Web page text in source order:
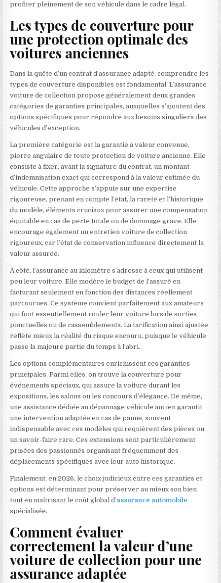
profiter pleinement de son véhicule dans le cadre légal.
Les types de couverture pour
une protection optimale des
voitures anciennes
Dans la quête d’un contrat d’assurance adapté, comprendre les
types de couverture disponibles est fondamental. L’assurance
voiture de collection propose généralement deux grandes
catégories de garanties principales, auxquelles s’ajoutent des
options spécifiques pour répondre aux besoins singuliers des
véhicules d’exception.
La première catégorie est la garantie à valeur convenue,
pierre angulaire de toute protection de voiture ancienne. Elle
consiste à fixer, avant la signature du contrat, un montant
d’indemnisation exact qui correspond à la valeur estimée du
véhicule. Cette approche s’appuie sur une expertise
rigoureuse, prenant en compte l’état, la rareté et l’historique
du modèle, éléments cruciaux pour assurer une compensation
équitable en cas de perte totale ou de dommage grave. Elle
encourage également un entretien voiture de collection
rigoureux, car l’état de conservation influence directement la
valeur assurée.
À côté, l’assurance au kilomètre s’adresse à ceux qui utilisent
peu leur voiture. Elle modère le budget de l’assuré en
facturant seulement en fonction des distances réellement
parcourues. Ce système convient parfaitement aux amateurs
qui font essentiellement rouler leur voiture lors de sorties
ponctuelles ou de rassemblements. La tarification ainsi ajustée
reflète mieux la réalité du risque encouru, puisque le véhicule
passe la majeure partie du temps à l’abri.
Les options complémentaires enrichissent ces garanties
principales. Parmi elles, on trouve la couverture pour
événements spéciaux, qui assure la voiture durant les
expositions, les salons ou les concours d’élégance. De même,
une assistance dédiée au dépannage véhicule ancien garantit
une intervention adaptée en cas de panne, souvent
indispensable avec ces modèles qui requièrent des pièces ou
un savoir-faire rare. Ces extensions sont particulièrement
prisées des passionnés organisant fréquemment des
déplacements spécifiques avec leur auto historique.
Finalement, en 2026, le choix judicieux entre ces garanties et
options est déterminant pour préserver au mieux son bien
tout en maîtrisant le coût global d’assurance automobile
spécialisée.
Comment évaluer
correctement la valeur d’une
voiture de collection pour une
assurance adaptée